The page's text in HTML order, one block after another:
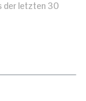
der letzten 30